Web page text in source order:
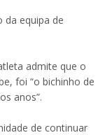
da equipa de
admite que o
foi “o bichinho de
anos”.
de continuar